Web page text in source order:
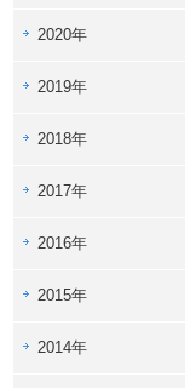
2020年
2019年
2018年
2017年
2016年
2015年
2014年